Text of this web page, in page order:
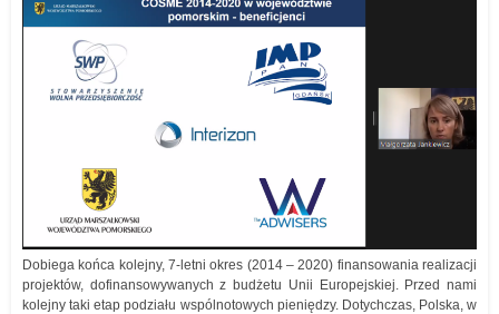
Dobiega końca kolejny, 7-letni okres (2014 – 2020) finansowania realizacji
projektów, dofinansowywanych z budżetu Unii Europejskiej. Przed nami
kolejny taki etap podziału wspólnotowych pieniędzy. Dotychczas, Polska, w